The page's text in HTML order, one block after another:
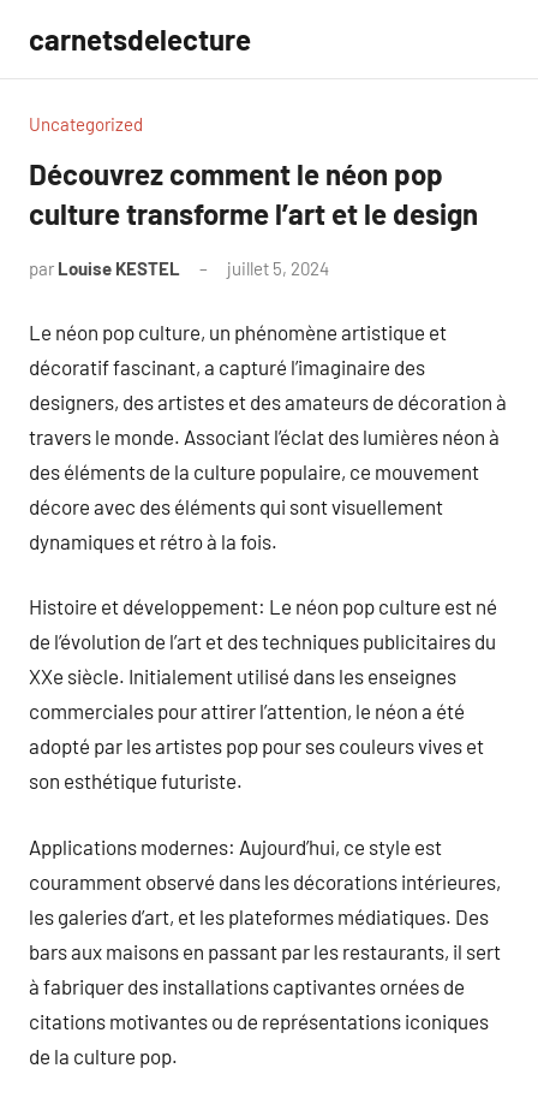
contenu
carnetsdelecture
Uncategorized
Découvrez comment le néon pop
culture transforme l’art et le design
par Louise KESTEL juillet 5, 2024
Le néon pop culture, un phénomène artistique et
décoratif fascinant, a capturé l’imaginaire des
designers, des artistes et des amateurs de décoration à
travers le monde. Associant l’éclat des lumières néon à
des éléments de la culture populaire, ce mouvement
décore avec des éléments qui sont visuellement
dynamiques et rétro à la fois.
Histoire et développement: Le néon pop culture est né
de l’évolution de l’art et des techniques publicitaires du
XXe siècle. Initialement utilisé dans les enseignes
commerciales pour attirer l’attention, le néon a été
adopté par les artistes pop pour ses couleurs vives et
son esthétique futuriste.
Applications modernes: Aujourd’hui, ce style est
couramment observé dans les décorations intérieures,
les galeries d’art, et les plateformes médiatiques. Des
bars aux maisons en passant par les restaurants, il sert
à fabriquer des installations captivantes ornées de
citations motivantes ou de représentations iconiques
de la culture pop.